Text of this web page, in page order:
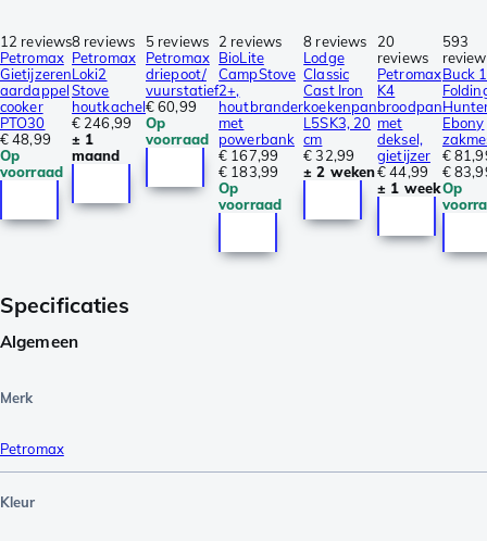
12 reviews
Petromax
Gietijzeren
aardappel
cooker
PTO30
€ 48,99
Op
voorraad
8 reviews
Petromax
Loki2
Stove
houtkachel
€ 246,99
± 1
maand
5 reviews
Petromax
driepoot/
vuurstatief
€ 60,99
Op
voorraad
2 reviews
BioLite
CampStove
2+,
houtbrander
met
powerbank
€ 167,99
€ 183,99
Op
voorraad
8 reviews
Lodge
Classic
Cast Iron
koekenpan
L5SK3, 20
cm
€ 32,99
± 2 weken
20
reviews
Petromax
K4
broodpan
met
deksel,
gietijzer
€ 44,99
± 1 week
593
Buck
Ebony
€
€
Op
Specificaties
Algemeen
Merk
Petromax
Kleur